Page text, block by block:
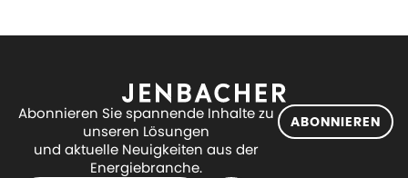
Abonnieren Sie spannende Inhalte zu
unseren Lösungen
und aktuelle Neuigkeiten aus der
Energiebranche.
ABONNIEREN